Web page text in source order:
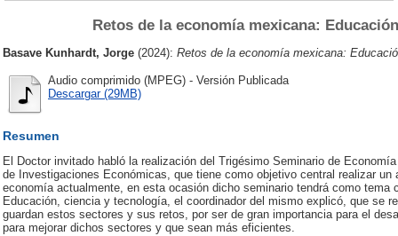
Retos de la economía mexicana:
Basave Kunhardt, Jorge (2024): Retos de la economía mexicana:
Audio comprimido (MPEG) - Versión Publicada
Descargar (29MB)
Resumen
El Doctor invitado habló la realización del Trigésimo Seminario de
de Investigaciones Económicas, que tiene como objetivo central realizar un
economía actualmente, en esta ocasión dicho seminario tendrá como tema
Educación, ciencia y tecnología, el coordinador del mismo explicó, que se
guardan estos sectores y sus retos, por ser de gran importancia para el
para mejorar dichos sectores y que sean más eficientes.